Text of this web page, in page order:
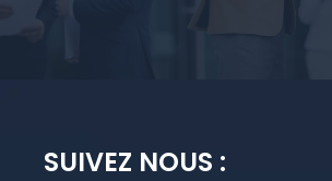
SUIVEZ NOUS :